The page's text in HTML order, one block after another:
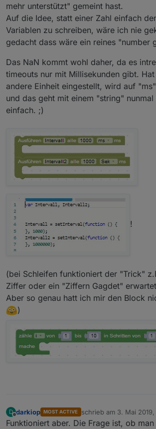
Aber wie gesagt: Offiziell wird das
unterstützt, so meine Erfahrung aus
Solange es geht ist ja aber gut,
mehr unterstützt" gemeint hast.
Auf die Idee, statt einer Zahl einfach
Variablen zu schreiben, wäre ich nie
gedacht dass wäre ein reines "number
Das NaN kommt wohl daher, da es
timeouts nur mit Millisekunden gibt.
andere Einheit eingestellt, wird auf
und das geht mit einem "string" nunmal
einfach. ;)
!
(bei Schleifen funktioniert der "Trick"
Ziffer oder ein "Ziffern Gagdet"
Aber so genau hatt ich mir den Block
)
D
Offline
darkiop MOST ACTIVE schrieb am 3. Mai 2019,
zuletzt editiert von
Funktioniert aber. Die Frage ist, ob